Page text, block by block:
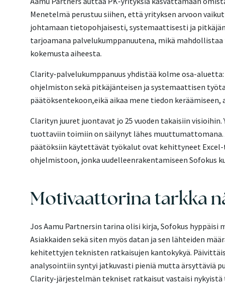
Menetelmä perustuu siihen, että yrityksen arvoon
johtamaan tietopohjaisesti, systemaattisesti ja
tarjoamana palvelukumppanuutena, mikä
kokemusta aiheesta.
Clarity-palvelukumppanuus yhdistää kolme osa-
ohjelmiston sekä pitkäjänteisen ja systemaattisen
päätöksentekoon,eikä aikaa mene tiedon
Clarityn juuret juontavat jo 25 vuoden takaisiin
tuottaviin toimiin on säilynyt lähes
päätöksiin käytettävät työkalut ovat kehittyneet
ohjelmistoon, jonka uudelleenrakentamiseen Sofokus
Motivaattorina tarkka
Jos Aamu Partnersin tarina olisi kirja, Sofokus hyppäisi
Asiakkaiden sekä siten myös datan ja sen lähteiden
kehitettyjen teknisten ratkaisujen kantokykyä.
analysointiin syntyi jatkuvasti pieniä mutta ärsyttäviä
Clarity-järjestelmän tekniset ratkaisut vastaisi